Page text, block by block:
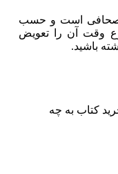
است و حسب
وقت آن را تعویض
باشید.
کتاب به چه